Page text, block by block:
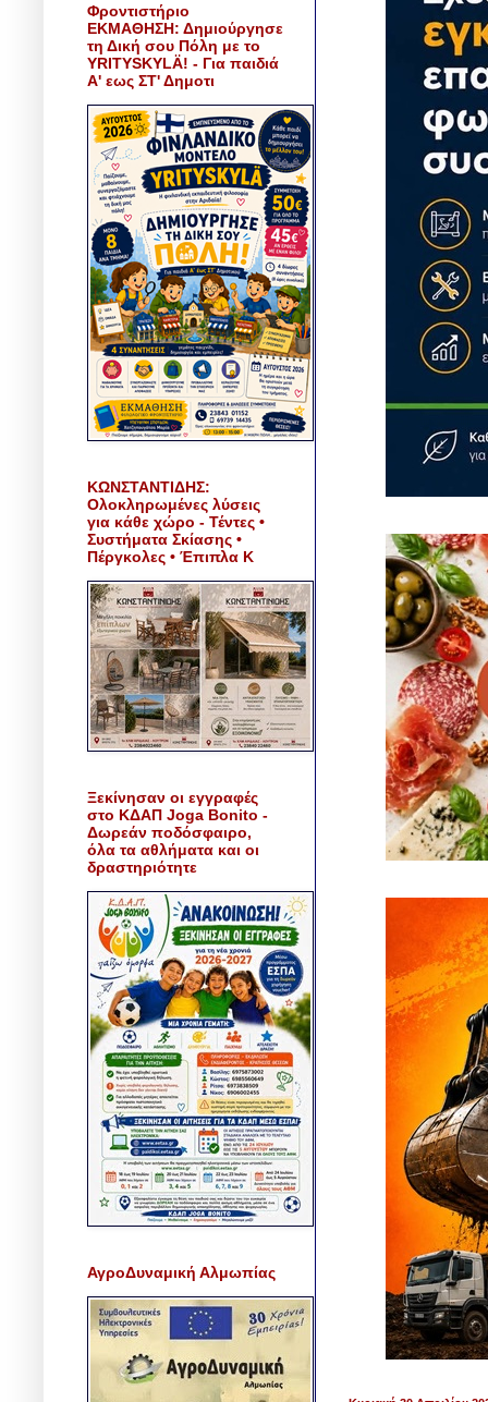
Φροντιστήριο
ΕΚΜΑΘΗΣΗ: Δημιούργησε
τη Δική σου Πόλη με το
YRITYSKYLÄ! - Για παιδιά
Α' εως ΣΤ' Δημοτι
ΚΩΝΣΤΑΝΤΙΔΗΣ:
Ολοκληρωμένες λύσεις
για κάθε χώρο - Τέντες •
Συστήματα Σκίασης •
Πέργκολες • Έπιπλα Κ
Ξεκίνησαν οι εγγραφές
στο ΚΔΑΠ Joga Bonito -
Δωρεάν ποδόσφαιρο,
όλα τα αθλήματα και οι
δραστηριότητε
ΑγροΔυναμική Αλμωπίας